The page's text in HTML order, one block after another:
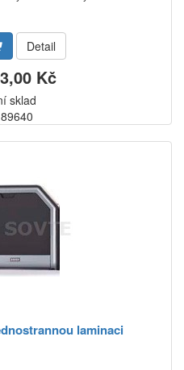
Detail
Kč
sklad
laminaci